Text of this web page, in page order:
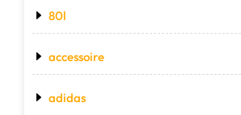
80l
accessoire
adidas